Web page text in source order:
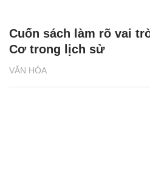
VĂN HÓA
Cuốn sách làm rõ vai
Cơ trong lịch sử